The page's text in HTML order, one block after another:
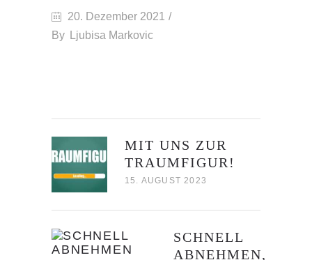
20. Dezember 2021
By Ljubisa Markovic
MIT UNS ZUR
TRAUMFIGUR!
15. AUGUST 2023
SCHNELL
ABNEHMEN,